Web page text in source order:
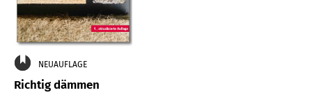
NEUAUFLAGE
Richtig dämmen